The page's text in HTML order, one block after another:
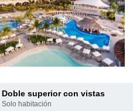
doble superior con vistas
solo habitación